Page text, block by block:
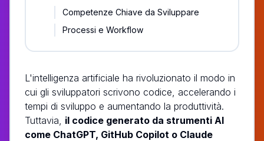
Competenze Chiave da Sviluppare
Processi e Workflow
L'intelligenza artificiale ha rivoluzionato il modo in
cui gli sviluppatori scrivono codice, accelerando i
tempi di sviluppo e aumentando la produttività.
Tuttavia, il codice generato da strumenti AI
come ChatGPT, GitHub Copilot o Claude